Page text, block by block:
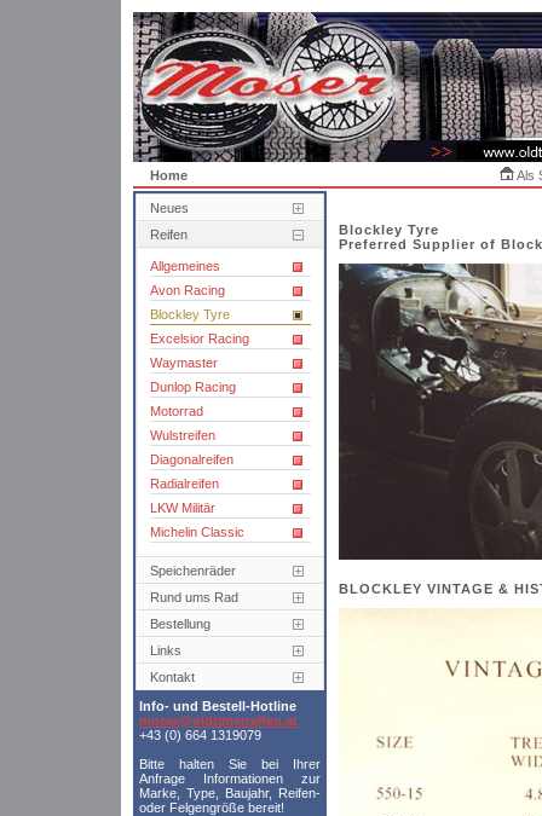
Home Als
Neues
Reifen
Allgemeines
Avon Racing
Blockley Tyre
Excelsior Racing
Waymaster
Dunlop Racing
Motorrad
Wulstreifen
Diagonalreifen
Radialreifen
LKW Militär
Michelin Classic
Speichenräder
Rund ums Rad
Bestellung
Links
Kontakt
Info- und Bestell-Hotline
moser@oldtimerreifen.at
+43 (0) 664 1319079
Bitte halten Sie bei Ihrer
Anfrage Informationen zur
Marke, Type, Baujahr, Reifen-
oder Felgengröße bereit!
Blockley Tyre
Preferred Supplier of
BLOCKLEY VINTAGE &